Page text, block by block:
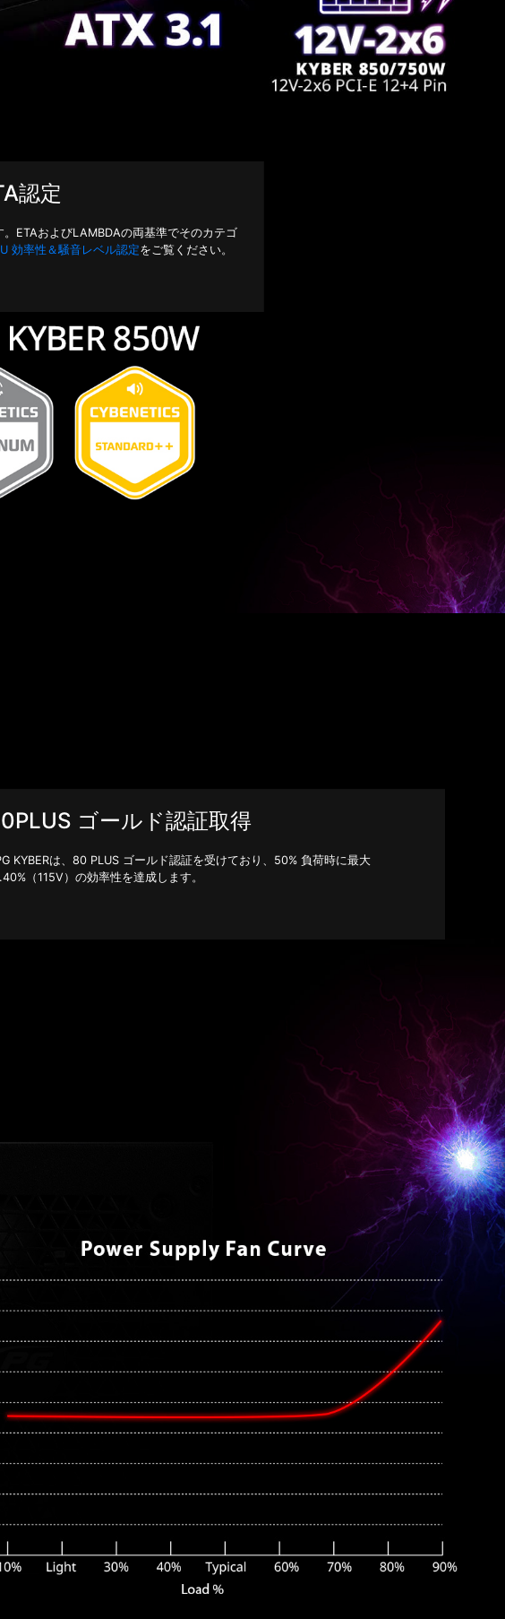
認定
ETAおよびLAMBDAの両基準でそのカテゴ
効率性＆騒音レベル認定をご覧ください。
ゴールド認証取得
KYBERは、80 PLUS ゴールド認証を受けており、50% 負荷時に最大
（115V）の効率性を達成します。